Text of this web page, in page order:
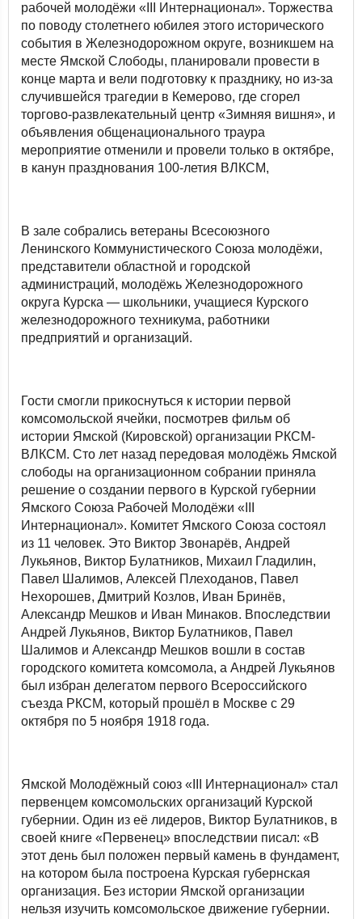
рабочей молодёжи «III Интернационал». Торжества
по поводу столетнего юбилея этого исторического
события в Железнодорожном округе, возникшем на
месте Ямской Слободы, планировали провести в
конце марта и вели подготовку к празднику, но из-за
случившейся трагедии в Кемерово, где сгорел
торгово-развлекательный центр «Зимняя вишня», и
объявления общенационального траура
мероприятие отменили и провели только в октябре,
в канун празднования 100-летия ВЛКСМ,
В зале собрались ветераны Всесоюзного
Ленинского Коммунистического Союза молодёжи,
представители областной и городской
администраций, молодёжь Железнодорожного
округа Курска — школьники, учащиеся Курского
железнодорожного техникума, работники
предприятий и организаций.
Гости смогли прикоснуться к истории первой
комсомольской ячейки, посмотрев фильм об
истории Ямской (Кировской) организации РКСМ-
ВЛКСМ. Сто лет назад передовая молодёжь Ямской
слободы на организационном собрании приняла
решение о создании первого в Курской губернии
Ямского Союза Рабочей Молодёжи «III
Интернационал». Комитет Ямского Союза состоял
из 11 человек. Это Виктор Звонарёв, Андрей
Лукьянов, Виктор Булатников, Михаил Гладилин,
Павел Шалимов, Алексей Плеходанов, Павел
Нехорошев, Дмитрий Козлов, Иван Бринёв,
Александр Мешков и Иван Минаков. Впоследствии
Андрей Лукьянов, Виктор Булатников, Павел
Шалимов и Александр Мешков вошли в состав
городского комитета комсомола, а Андрей Лукьянов
был избран делегатом первого Всероссийского
съезда РКСМ, который прошёл в Москве с 29
октября по 5 ноября 1918 года.
Ямской Молодёжный союз «III Интернационал» стал
первенцем комсомольских организаций Курской
губернии. Один из её лидеров, Виктор Булатников, в
своей книге «Первенец» впоследствии писал: «В
этот день был положен первый камень в фундамент,
на котором была построена Курская губернская
организация. Без истории Ямской организации
нельзя изучить комсомольское движение губернии.